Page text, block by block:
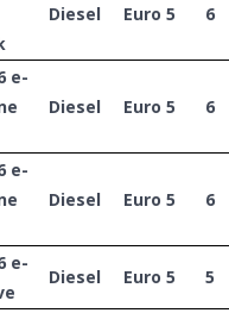
Diesel Euro 5 6
e-
Diesel Euro 5 6
e-
Diesel Euro 5 6
e-
Diesel Euro 5 5